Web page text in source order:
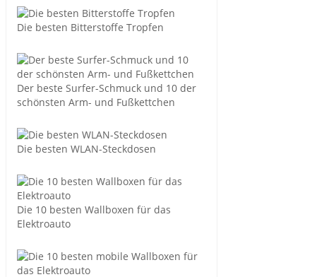
Die besten Bitterstoffe Tropfen
Der beste Surfer-Schmuck und 10 der
schönsten Arm- und Fußkettchen
Die besten WLAN-Steckdosen
Die 10 besten Wallboxen für das
Elektroauto